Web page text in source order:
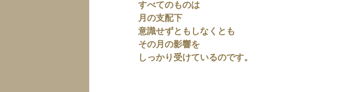
すべてのものは
月の支配下
意識せずともしなくとも
その月の影響を
しっかり受けているのです。